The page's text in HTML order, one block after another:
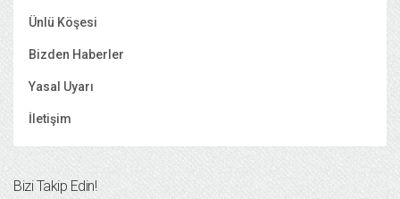
Ünlü Köşesi
Bizden Haberler
Yasal Uyarı
İletişim
Bizi Takip Edin!